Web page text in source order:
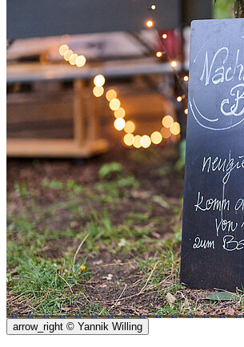
arrow_right © Yannik Willing